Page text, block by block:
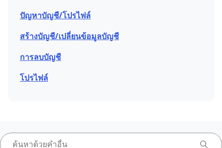
ปัญหาบัญชี/โปรไฟล์
สร้างบัญชี/เปลี่ยนข้อมูลบัญชี
การลบบัญชี
โปรไฟล์